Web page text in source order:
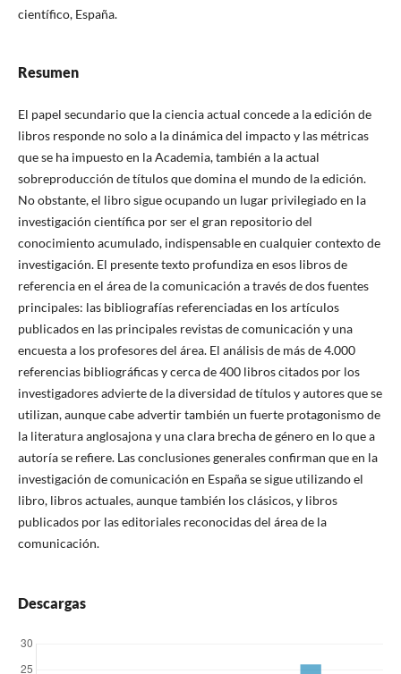
científico, España.
Resumen
El papel secundario que la ciencia actual concede a la edición de
libros responde no solo a la dinámica del impacto y las métricas
que se ha impuesto en la Academia, también a la actual
sobreproducción de títulos que domina el mundo de la edición.
No obstante, el libro sigue ocupando un lugar privilegiado en la
investigación científica por ser el gran repositorio del
conocimiento acumulado, indispensable en cualquier contexto de
investigación. El presente texto profundiza en esos libros de
referencia en el área de la comunicación a través de dos fuentes
principales: las bibliografías referenciadas en los artículos
publicados en las principales revistas de comunicación y una
encuesta a los profesores del área. El análisis de más de 4.000
referencias bibliográficas y cerca de 400 libros citados por los
investigadores advierte de la diversidad de títulos y autores que se
utilizan, aunque cabe advertir también un fuerte protagonismo de
la literatura anglosajona y una clara brecha de género en lo que a
autoría se refiere. Las conclusiones generales confirman que en la
investigación de comunicación en España se sigue utilizando el
libro, libros actuales, aunque también los clásicos, y libros
publicados por las editoriales reconocidas del área de la
comunicación.
Descargas